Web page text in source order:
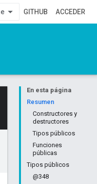
GITHUB ACCEDER
En esta página
Resumen
Constructores y
destructores
Tipos públicos
Funciones
públicas
Tipos públicos
@348